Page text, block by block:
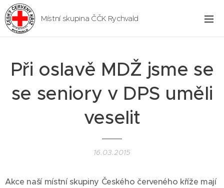
Místní skupina ČČK Rychvald
Při oslavě MDŽ jsme se
se seniory v DPS uměli
veselit
16.03.2015
Akce naší místní skupiny Českého červeného kříže mají